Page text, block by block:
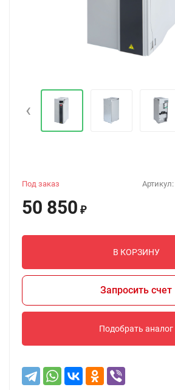
‹
Артикул:
Под заказ
50 850 ₽
В КОРЗИНУ
Запросить счет
Подобрать аналог